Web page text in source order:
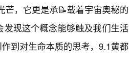
芒，它更是承📝载着宇宙奥秘的
现这个概念能够触及我们生活
到对生命本质的思考，9.1黄都